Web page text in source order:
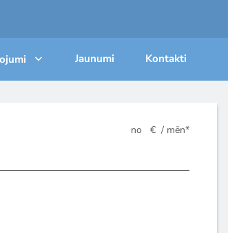
Jaunumi Kontakti
no € / mēn*